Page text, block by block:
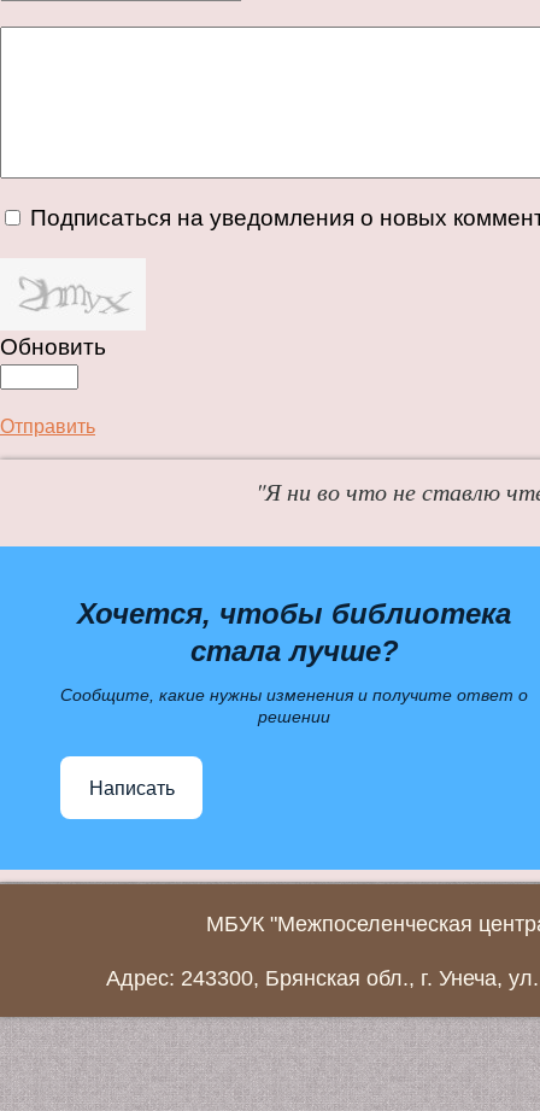
Подписаться на уведомления о новых
Обновить
Отправить
"Я ни во что не ставлю
Хочется, чтобы библиотека
стала лучше?
Сообщите, какие нужны изменения и получите ответ о
решении
Написать
МБУК "Межпоселенческая
Адрес: 243300, Брянская обл., г. Унеча,